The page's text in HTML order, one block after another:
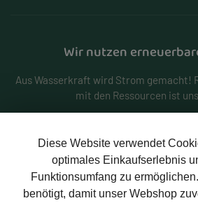
Wir nutzen
Aus Wasserkraft wird Strom gemacht!
mit den Ressourcen ist
Diese Website verwendet
optimales Einkaufserlebnis
Funktionsumfang zu
benötigt, damit unser Webshop